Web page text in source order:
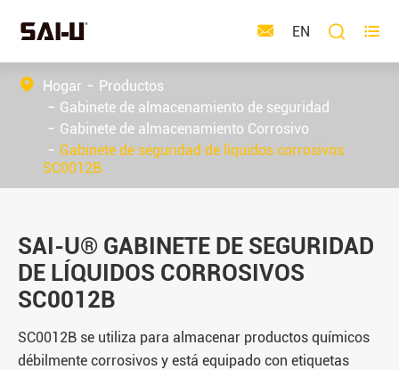
 EN  
Hogar
Productos
Gabinete de almacenamiento de seguridad
Gabinete de almacenamiento Corrosivo
Gabinete de seguridad de líquidos corrosivos
SC0012B
SAI-U® GABINETE DE SEGURIDAD
DE LÍQUIDOS CORROSIVOS
SC0012B
SC0012B se utiliza para almacenar productos químicos
débilmente corrosivos y está equipado con etiquetas